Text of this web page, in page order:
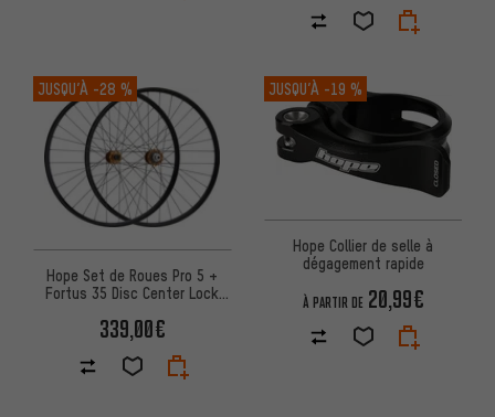
JUSQU’À -28 %
Hope Set de Roues Pro 5 +
Fortus 35 Disc Center Lock
339,00€
JUSQU’À -19 %
Hope Collier de selle à
dégagement rapide
À PARTIR DE 20,99€